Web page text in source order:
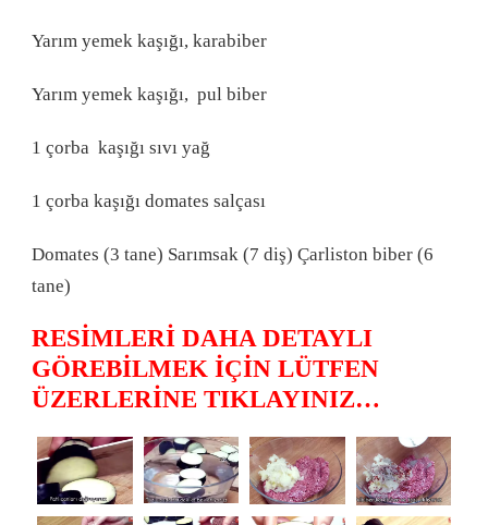
Yarım yemek kaşığı, karabiber
Yarım yemek kaşığı, pul biber
1 çorba kaşığı sıvı yağ
1 çorba kaşığı domates salçası
Domates (3 tane) Sarımsak (7 diş) Çarliston biber (6
tane)
RESİMLERİ DAHA DETAYLI
GÖREBİLMEK İÇİN LÜTFEN
ÜZERLERİNE TIKLAYINIZ…